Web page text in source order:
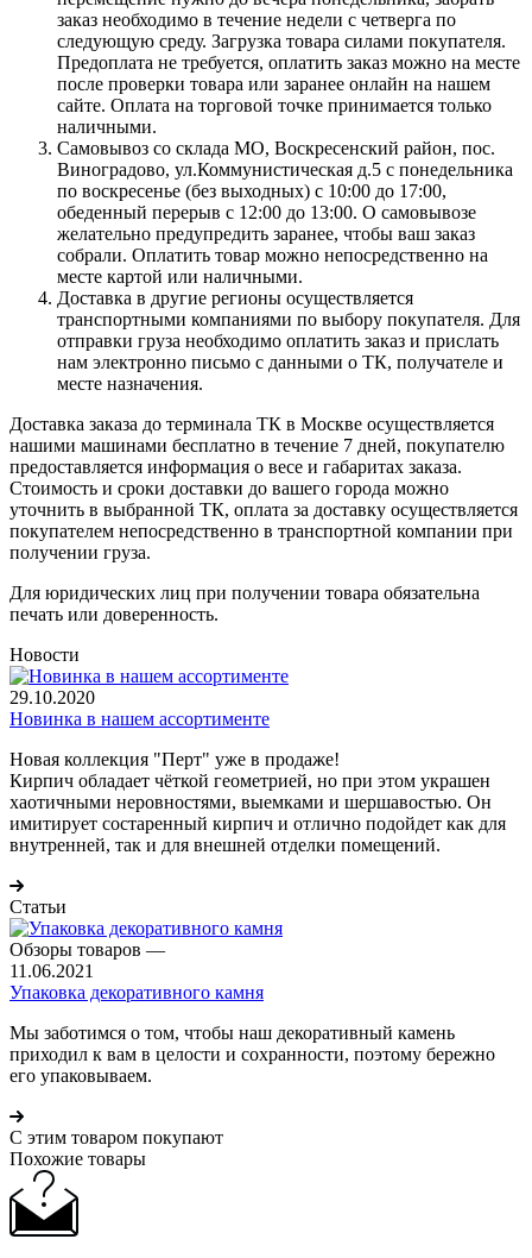
заказ необходимо в течение недели с четверга по
следующую среду. Загрузка товара силами покупателя.
Предоплата не требуется, оплатить заказ можно на месте
после проверки товара или заранее онлайн на нашем
сайте. Оплата на торговой точке принимается только
наличными.
Самовывоз со склада МО, Воскресенский район, пос.
Виноградово, ул.Коммунистическая д.5 с понедельника
по воскресенье (без выходных) с 10:00 до 17:00,
обеденный перерыв с 12:00 до 13:00. О самовывозе
желательно предупредить заранее, чтобы ваш заказ
собрали. Оплатить товар можно непосредственно на
месте картой или наличными.
Доставка в другие регионы осуществляется
транспортными компаниями по выбору покупателя. Для
отправки груза необходимо оплатить заказ и прислать
нам электронно письмо с данными о ТК, получателе и
месте назначения.
Доставка заказа до терминала ТК в Москве осуществляется
нашими машинами бесплатно в течение 7 дней, покупателю
предоставляется информация о весе и габаритах заказа.
Стоимость и сроки доставки до вашего города можно
уточнить в выбранной ТК, оплата за доставку осуществляется
покупателем непосредственно в транспортной компании при
получении груза.
Для юридических лиц при получении товара обязательна
печать или доверенность.
Новости
29.10.2020
Новинка в нашем ассортименте
Новая коллекция "Перт" уже в продаже!
Кирпич обладает чёткой геометрией, но при этом украшен
хаотичными неровностями, выемками и шершавостью. Он
имитирует состаренный кирпич и отлично подойдет как для
внутренней, так и для внешней отделки помещений.
Статьи
Обзоры товаров —
11.06.2021
Упаковка декоративного камня
Мы заботимся о том, чтобы наш декоративный камень
приходил к вам в целости и сохранности, поэтому бережно
его упаковываем.
С этим товаром покупают
Похожие товары